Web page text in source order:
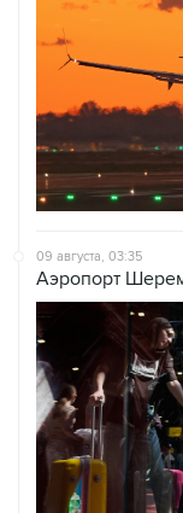
09 августа, 03:35
Аэропорт